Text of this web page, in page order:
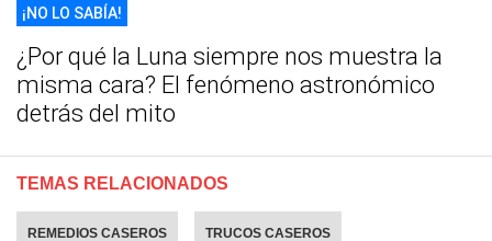
¡NO LO SABÍA!
¿Por qué la Luna siempre nos muestra la
misma cara? El fenómeno astronómico
detrás del mito
TEMAS RELACIONADOS
REMEDIOS CASEROS TRUCOS CASEROS